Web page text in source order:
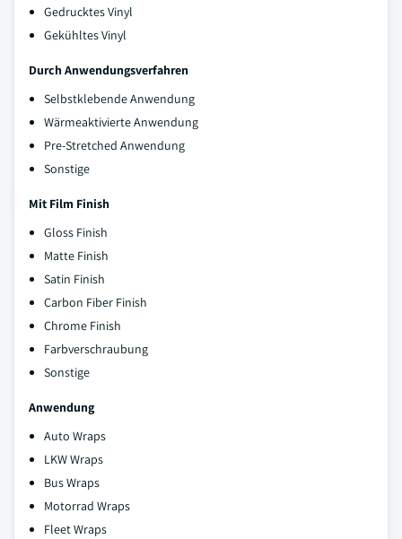
Gedrucktes Vinyl
Gekühltes Vinyl
Durch Anwendungsverfahren
Selbstklebende Anwendung
Wärmeaktivierte Anwendung
Pre-Stretched Anwendung
Sonstige
Mit Film Finish
Gloss Finish
Matte Finish
Satin Finish
Carbon Fiber Finish
Chrome Finish
Farbverschraubung
Sonstige
Anwendung
Auto Wraps
LKW Wraps
Bus Wraps
Motorrad Wraps
Fleet Wraps